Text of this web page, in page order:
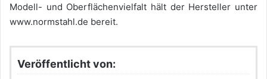
Modell- und Oberflächenvielfalt hält der Hersteller unter
www.normstahl.de bereit.
Veröffentlicht von: